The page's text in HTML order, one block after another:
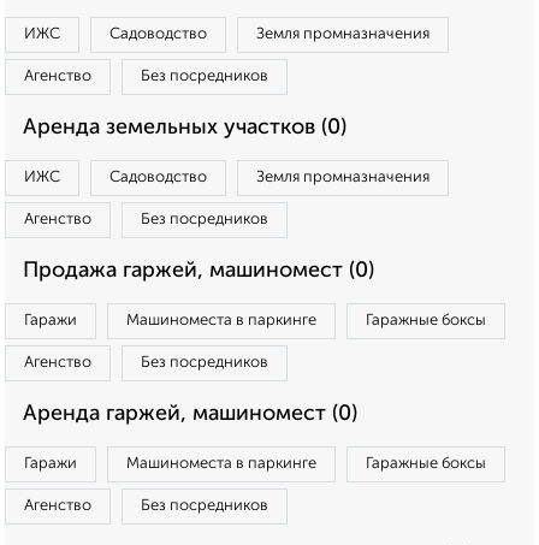
ИЖС Садоводство Земля промназначения
Агенство Без посредников
Аренда земельных участков (0)
ИЖС Садоводство Земля промназначения
Агенство Без посредников
Продажа гаржей, машиномест (0)
Гаражи Машиноместа в паркинге Гаражные боксы
Агенство Без посредников
Аренда гаржей, машиномест (0)
Гаражи Машиноместа в паркинге Гаражные боксы
Агенство Без посредников